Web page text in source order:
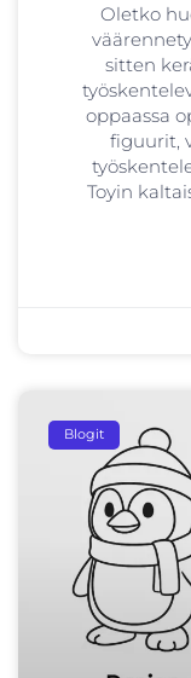
Oletko
sitten
oppaassa
figuurit,
Toyin
Blogit